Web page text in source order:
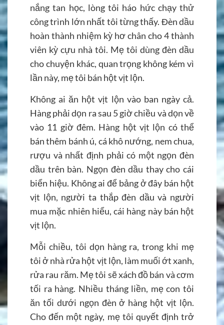
nắng tan học, lòng tôi háo hức chạy thử
công trình lớn nhất tôi từng thấy. Đèn dầu
hoàn thành nhiệm kỳ hơ chân cho 4 thành
viên kỳ cựu nhà tôi. Mẹ tôi dùng đèn dầu
cho chuyện khác, quan trọng không kém vì
lần này, mẹ tôi bán hột vịt lộn.
Không ai ăn hột vịt lộn vào ban ngày cả.
Hàng phải dọn ra sau 5 giờ chiều và dọn về
vào 11 giờ đêm. Hàng hột vịt lộn có thể
bán thêm bánh ú, cá khô nướng, nem chua,
rượu và nhất định phải có một ngọn đèn
dầu trên bàn. Ngọn đèn dầu thay cho cái
biển hiệu. Không ai để bảng ở đây bán hột
vịt lộn, người ta thắp đèn dầu và người
mua mặc nhiên hiểu, cái hàng này bán hột
vịt lộn.
Mỗi chiều, tôi dọn hàng ra, trong khi mẹ
tôi ở nhà rửa hột vịt lộn, làm muối ớt xanh,
rửa rau răm. Mẹ tôi sẽ xách đồ bán và cơm
tối ra hàng. Nhiều tháng liền, mẹ con tôi
ăn tối dưới ngọn đèn ở hàng hột vịt lộn.
Cho đến một ngày, mẹ tôi quyết định trở